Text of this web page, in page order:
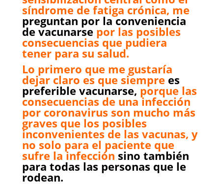
síndrome de fatiga crónica, me
preguntan por la conveniencia
de vacunarse por las posibles
consecuencias que pudiera
tener para su salud.
Lo primero que me gustaría
dejar claro es que siempre es
preferible vacunarse, porque las
consecuencias de una infección
por coronavirus son mucho más
graves que los posibles
inconvenientes de las vacunas, y
no solo para el paciente que
sufre la infección sino también
para todas las personas que le
rodean.